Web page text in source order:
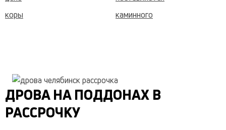
коры
каминного
доме
должны
натуральными
экологически
чистыми
ДРОВА НА ПОДДОНАХ В
РАССРОЧКУ